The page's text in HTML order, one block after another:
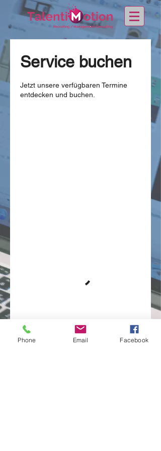
Service buchen
Jetzt unsere verfügbaren Termine
entdecken und buchen.
Phone Email Facebook